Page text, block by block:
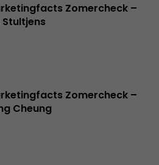
Zomercheck –
Stultjens
Zomercheck –
Cheung